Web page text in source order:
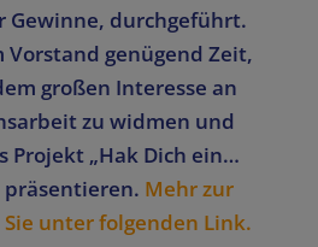
Gewinne, durchgeführt.
Vorstand genügend Zeit,
großen Interesse an
zu widmen und
Projekt „Hak Dich ein…
präsentieren. Mehr zur
unter folgenden Link.